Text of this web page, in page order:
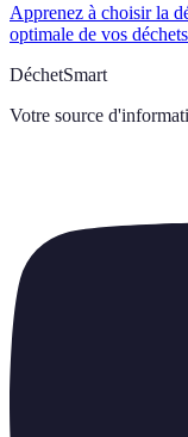
Apprenez à choisir la
optimale de vos
DéchetSmart
Votre source